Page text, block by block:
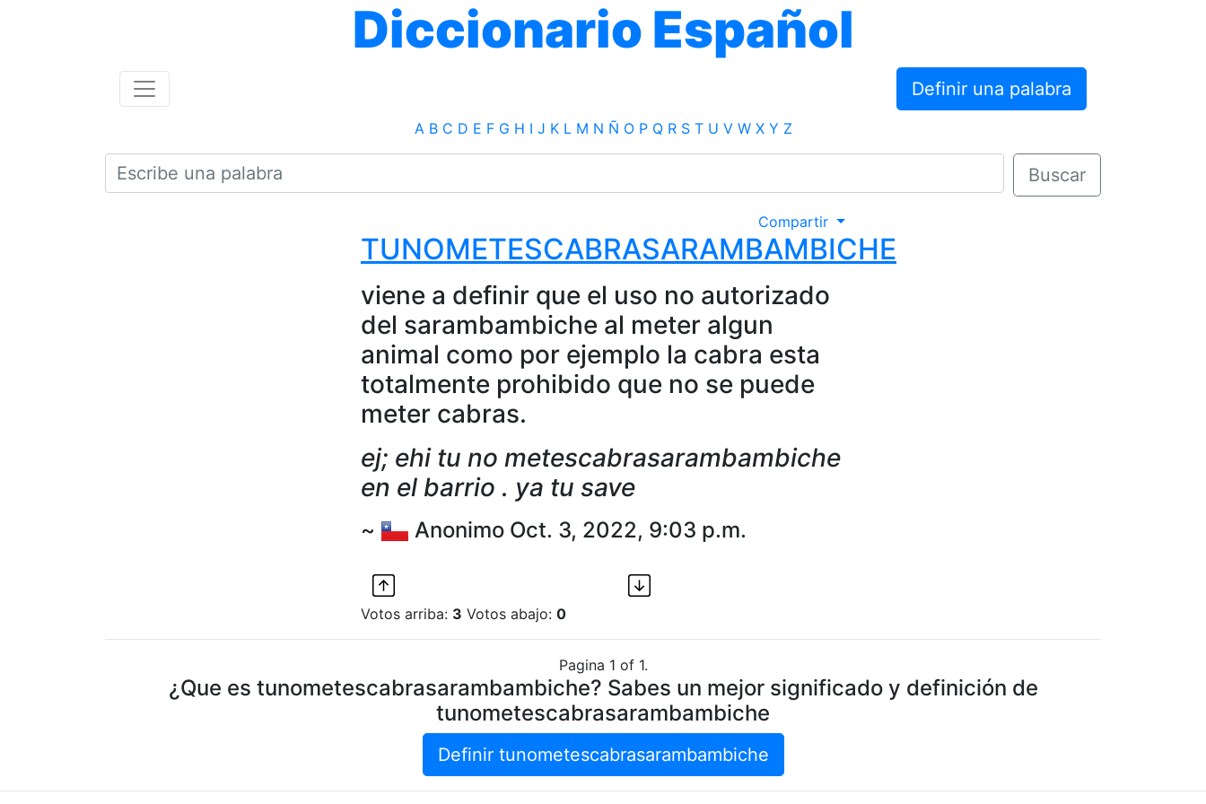
Diccionario Español
Definir una palabra
A B C D E F G H I J K L M N Ñ O P Q R S T U V W X Y Z
Buscar
Compartir
TUNOMETESCABRASARAMBAMBICHE
viene a definir que el uso no autorizado
del sarambambiche al meter algun
animal como por ejemplo la cabra esta
totalmente prohibido que no se puede
meter cabras.
ej; ehi tu no metescabrasarambambiche
en el barrio . ya tu save
~ Anonimo Oct. 3, 2022, 9:03 p.m.
Votos arriba: 3 Votos abajo: 0
Pagina 1 of 1.
¿Que es tunometescabrasarambambiche? Sabes un mejor significado y definición de
tunometescabrasarambambiche
Definir tunometescabrasarambambiche